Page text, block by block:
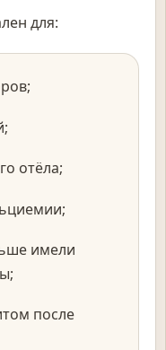
для:
отёла;
имели
после